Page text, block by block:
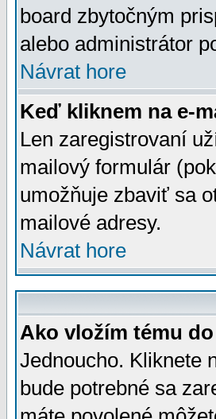
board zbytočným
alebo administrátor
Návrat hore
Keď kliknem na e-
Len zaregistrovaní
mailový formulár
umožňuje zbaviť sa
mailové adresy.
Návrat hore
Ako vložím tému
Jednoucho. Kliknete
bude potrebné sa